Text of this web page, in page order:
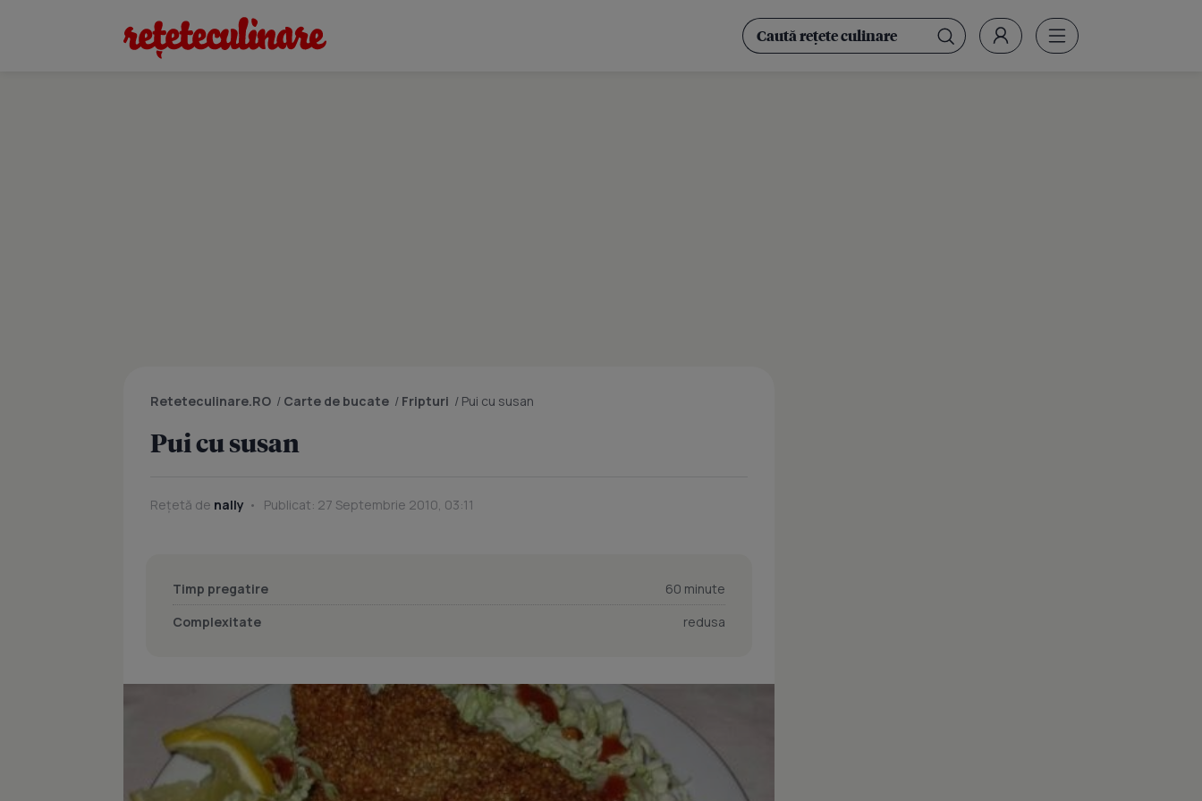
Reteteculinare.RO / Carte de bucate / Fripturi / Pui cu susan
Pui cu susan
Rețetă de nally Publicat: 27 Septembrie 2010, 03:11
Timp pregatire
60 minute
Complexitate
redusa